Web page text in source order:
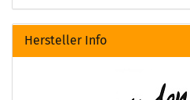
Hersteller Info